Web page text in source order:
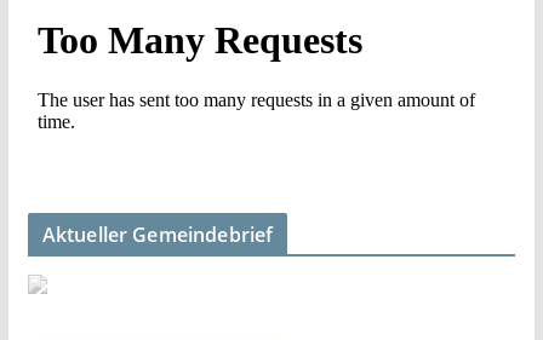
Aktueller Gemeindebrief